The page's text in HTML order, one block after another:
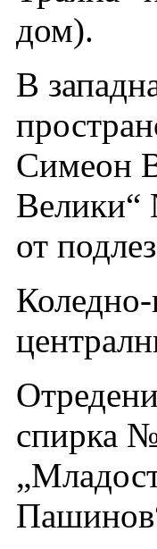
дом).
В
Симеон
Велики“
от
спирка